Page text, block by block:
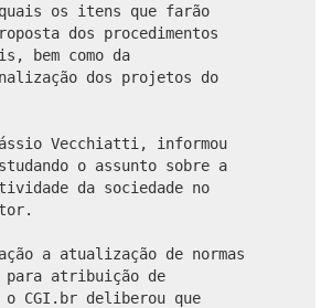
os itens que farão
dos procedimentos
bem como da
dos projetos do
Vecchiatti, informou
o assunto sobre a
da sociedade no
a atualização de normas
atribuição de
o CGI.br deliberou que